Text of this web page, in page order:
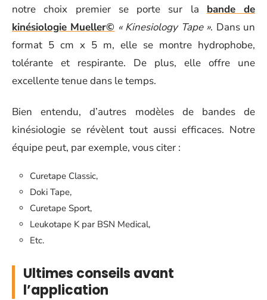
notre choix premier se porte sur la bande de
kinésiologie Mueller© « Kinesiology Tape ». Dans un
format 5 cm x 5 m, elle se montre hydrophobe,
tolérante et respirante. De plus, elle offre une
excellente tenue dans le temps.
Bien entendu, d’autres modèles de bandes de
kinésiologie se révèlent tout aussi efficaces. Notre
équipe peut, par exemple, vous citer :
Curetape Classic,
Doki Tape,
Curetape Sport,
Leukotape K par BSN Medical,
Etc.
Ultimes conseils avant
l’application